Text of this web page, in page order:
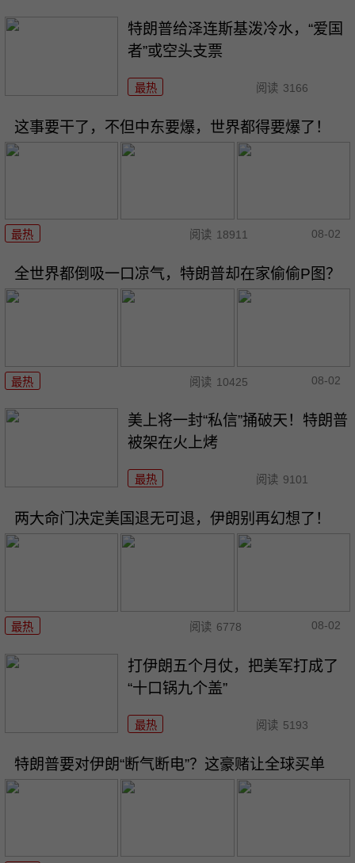
特朗普给泽连斯基泼冷水，“爱国
者”或空头支票
最热 阅读 3166
这事要干了，不但中东要爆，世界都得要爆了！
最热 阅读 18911 08-02
全世界都倒吸一口凉气，特朗普却在家偷偷P图？
最热 阅读 10425 08-02
美上将一封“私信”捅破天！特朗普
被架在火上烤
最热 阅读 9101
两大命门决定美国退无可退，伊朗别再幻想了！
最热 阅读 6778 08-02
打伊朗五个月仗，把美军打成了
“十口锅九个盖”
最热 阅读 5193
特朗普要对伊朗“断气断电”？这豪赌让全球买单